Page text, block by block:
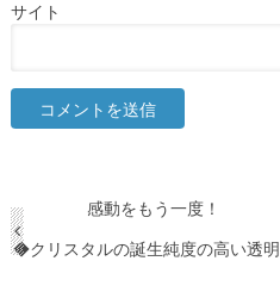
サイト
感動をもう一度！
◆クリスタルの誕生純度の高い透